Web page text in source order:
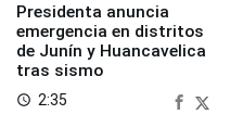
Presidenta anuncia
emergencia en distritos
de Junín y Huancavelica
tras sismo
access_time 2:35